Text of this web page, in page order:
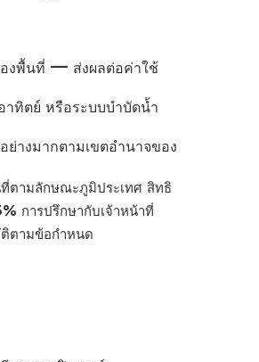
งพื้นที่ — ส่งผลต่อค่าใช้
ทิตย์ หรือระบบบำบัดน้ำ
างมากตามเขตอำนาจของ
ที่ตามลักษณะภูมิประเทศ สิทธิ
การปรึกษากับเจ้าหน้าที่
ตามข้อกำหนด